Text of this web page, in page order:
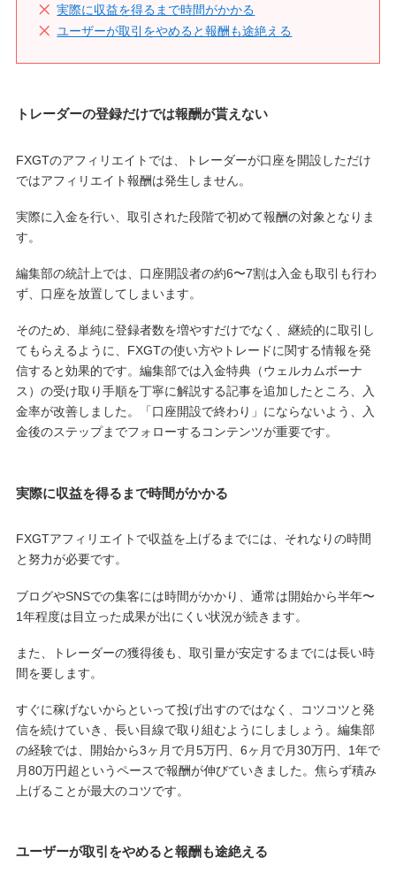
実際に収益を得るまで時間がかかる
ユーザーが取引をやめると報酬も途絶える
トレーダーの登録だけでは報酬が貰えない
FXGTのアフィリエイトでは、トレーダーが口座を開設しただけ
ではアフィリエイト報酬は発生しません。
実際に入金を行い、取引された段階で初めて報酬の対象となりま
す。
編集部の統計上では、口座開設者の約6〜7割は入金も取引も行わ
ず、口座を放置してしまいます。
そのため、単純に登録者数を増やすだけでなく、継続的に取引し
てもらえるように、FXGTの使い方やトレードに関する情報を発
信すると効果的です。編集部では入金特典（ウェルカムボーナ
ス）の受け取り手順を丁寧に解説する記事を追加したところ、入
金率が改善しました。「口座開設で終わり」にならないよう、入
金後のステップまでフォローするコンテンツが重要です。
実際に収益を得るまで時間がかかる
FXGTアフィリエイトで収益を上げるまでには、それなりの時間
と努力が必要です。
ブログやSNSでの集客には時間がかかり、通常は開始から半年〜
1年程度は目立った成果が出にくい状況が続きます。
また、トレーダーの獲得後も、取引量が安定するまでには長い時
間を要します。
すぐに稼げないからといって投げ出すのではなく、コツコツと発
信を続けていき、長い目線で取り組むようにしましょう。編集部
の経験では、開始から3ヶ月で月5万円、6ヶ月で月30万円、1年で
月80万円超というペースで報酬が伸びていきました。焦らず積み
上げることが最大のコツです。
ユーザーが取引をやめると報酬も途絶える